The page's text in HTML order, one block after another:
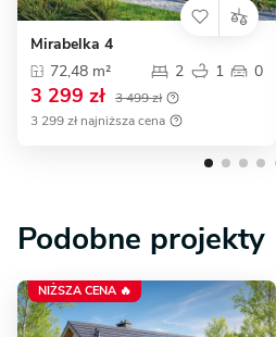
Mirabelka 4
72,48 m²
2 1 0
3 299 zł 3 499 zł
3 299 zł najniższa cena
Podobne projekty
NIŻSZA CENA 🔥